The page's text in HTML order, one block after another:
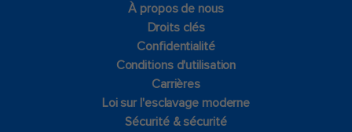
À propos de nous
Droits clés
Confidentialité
Conditions d'utilisation
Carrières
Loi sur l'esclavage moderne
Sécurité & sécurité